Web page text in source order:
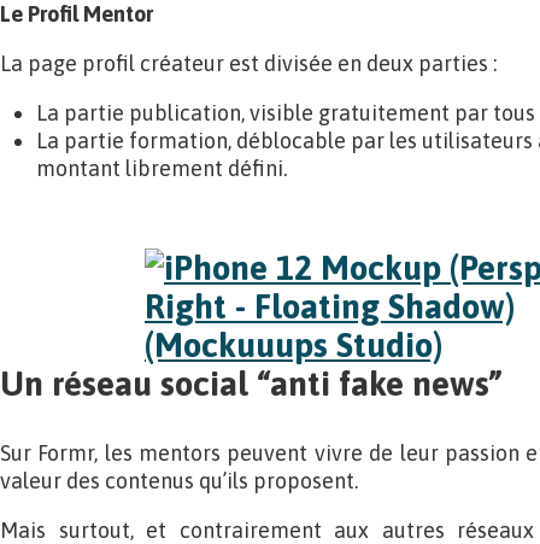
Le Profil Mentor
La page profil créateur est divisée en deux parties :
La partie publication, visible gratuitement par tous
La partie formation, déblocable par les utilisateurs
montant librement défini.
Un réseau social “anti fake news”
Sur Formr, les mentors peuvent vivre de leur passion
valeur des contenus qu’ils proposent.
Mais surtout, et contrairement aux autres